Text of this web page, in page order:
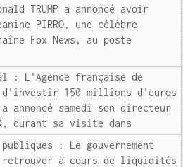
TRUMP a annoncé avoir
PIRRO, une célèbre
Fox News, au poste
: L'Agence française de
d'investir 150 millions d'euros
annoncé samedi son directeur
durant sa visite dans
: Le gouvernement
à cours de liquidités